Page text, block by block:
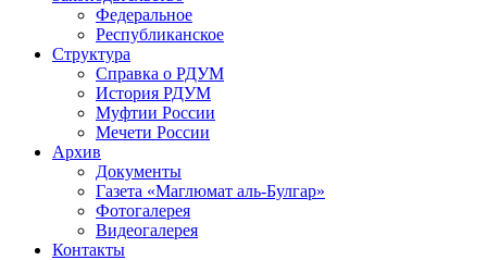
Федеральное
Республиканское
Структура
Справка о РДУМ
История РДУМ
Муфтии России
Мечети России
Архив
Документы
Газета «Маглюмат аль-Булгар»
Фотогалерея
Видеогалерея
Контакты